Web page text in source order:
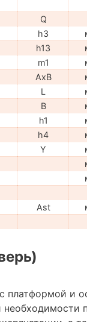
Q
h3
h13
m1
AxB
L
B
h1
h4
Y
Ast
платформой и